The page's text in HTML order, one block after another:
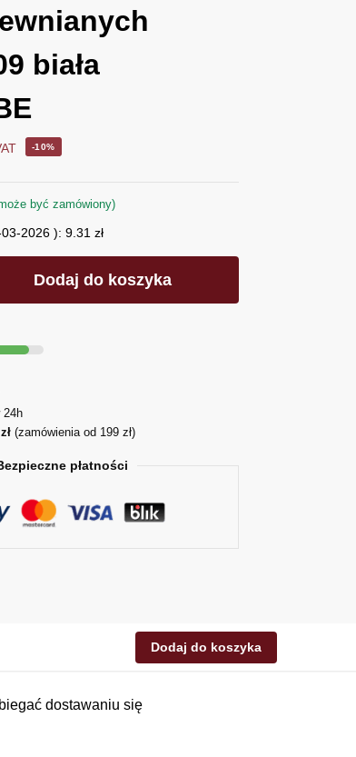
biała
-10%
być zamówiony)
2026 ):9.31zł
Dodaj do koszyka
24h
(zamówienia od 199 zł)
płatności
Dodaj do koszyka
dostawaniu się